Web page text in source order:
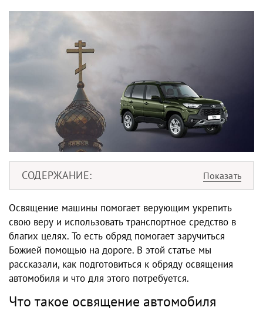
СОДЕРЖАНИЕ
Освящение машины помогает верующим укрепить
свою веру и использовать транспортное средство в
благих целях. То есть обряд помогает заручиться
Божией помощью на дороге. В этой статье мы
рассказали, как подготовиться к обряду освящения
автомобиля и что для этого потребуется.
Что такое освящение автомобиля